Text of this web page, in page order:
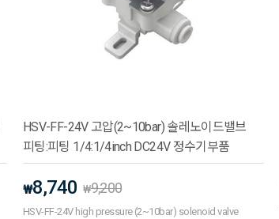
HSV-FF-24V 고압(2~10bar) 솔레노이드밸브
피팅:피팅 1/4:1/4inch DC24V 정수기부품
₩8,740 ₩9,200
HSV-FF-24V high pressure (2~10bar) solenoid valve